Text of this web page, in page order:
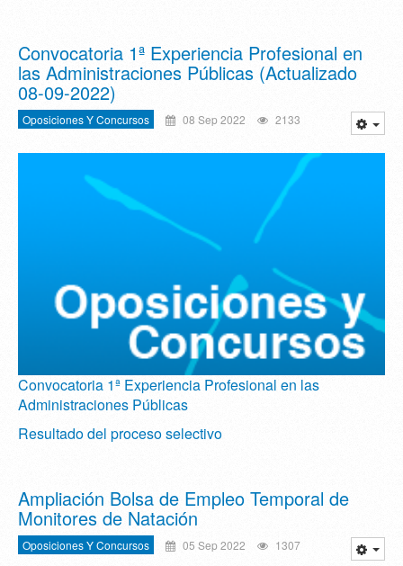
Convocatoria 1ª Experiencia Profesional en
las Administraciones Públicas (Actualizado
08-09-2022)
Oposiciones Y Concursos 08 Sep 2022 2133
Convocatoria 1ª Experiencia Profesional en las
Administraciones Públicas
Resultado del proceso selectivo
Ampliación Bolsa de Empleo Temporal de
Monitores de Natación
Oposiciones Y Concursos 05 Sep 2022 1307